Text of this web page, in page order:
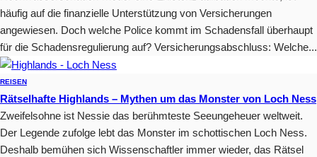
häufig auf die finanzielle Unterstützung von Versicherungen
angewiesen. Doch welche Police kommt im Schadensfall überhaupt
für die Schadensregulierung auf? Versicherungsabschluss: Welche...
REISEN
Rätselhafte Highlands – Mythen um das Monster von Loch Ness
Zweifelsohne ist Nessie das berühmteste Seeungeheuer weltweit.
Der Legende zufolge lebt das Monster im schottischen Loch Ness.
Deshalb bemühen sich Wissenschaftler immer wieder, das Rätsel